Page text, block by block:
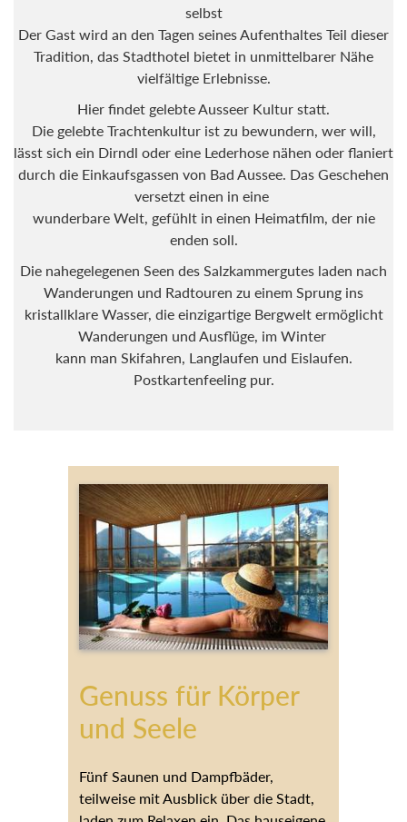
selbst
Der Gast wird an den Tagen seines Aufenthaltes Teil dieser
Tradition, das Stadthotel bietet in unmittelbarer Nähe
vielfältige Erlebnisse.
Hier findet gelebte Ausseer Kultur statt.
Die gelebte Trachtenkultur ist zu bewundern, wer will,
lässt sich ein Dirndl oder eine Lederhose nähen oder flaniert
durch die Einkaufsgassen von Bad Aussee. Das Geschehen
versetzt einen in eine
wunderbare Welt, gefühlt in einen Heimatfilm, der nie
enden soll.
Die nahegelegenen Seen des Salzkammergutes laden nach
Wanderungen und Radtouren zu einem Sprung ins
kristallklare Wasser, die einzigartige Bergwelt ermöglicht
Wanderungen und Ausflüge, im Winter
kann man Skifahren, Langlaufen und Eislaufen.
Postkartenfeeling pur.
Genuss für Körper
und Seele
Fünf Saunen und Dampfbäder,
teilweise mit Ausblick über die Stadt,